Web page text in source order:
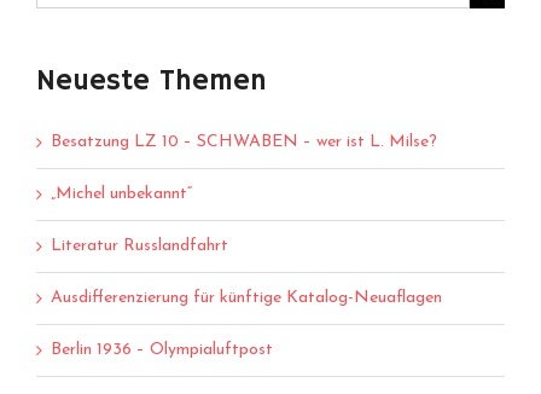
Neueste Themen
Besatzung LZ 10 – SCHWABEN – wer ist L. Milse?
„Michel unbekannt“
Literatur Russlandfahrt
Ausdifferenzierung für künftige Katalog-Neuaflagen
Berlin 1936 – Olympialuftpost